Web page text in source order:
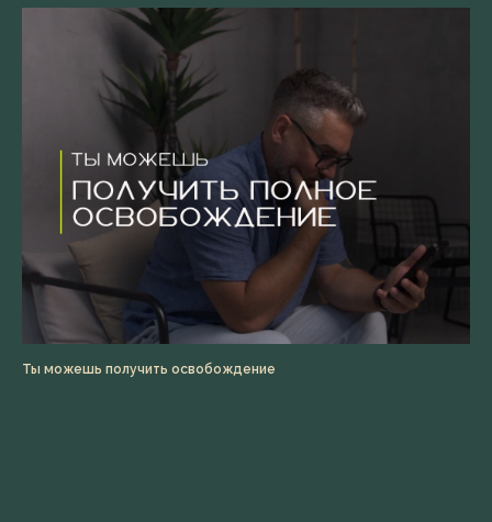
Ты можешь получить освобождение